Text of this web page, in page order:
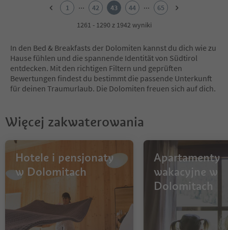
10
11
13
14
16
19
21
1 ... 42 43 44 ...
65
1261 - 1290 z 1942 wyniki
In den Bed & Breakfasts der Dolomiten kannst du dich wie zu
Hause fühlen und die spannende Identität von Südtirol
entdecken. Mit den richtigen Filtern und geprüften
Bewertungen findest du bestimmt die passende Unterkunft
für deinen Traumurlaub. Die Dolomiten freuen sich auf dich.
Więcej zakwaterowania
Hotele i pensjonaty
w Dolomitach
Apartamenty
wakacyjne w
Dolomitach